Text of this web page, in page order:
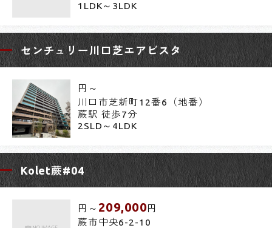
1LDK～3LDK
センチュリー川口芝エアビスタ
円～
川口市芝新町12番6（地番）
蕨駅 徒歩7分
2SLD～4LDK
Kolet蕨#04
円～ 209,000 円
蕨市中央6-2-10